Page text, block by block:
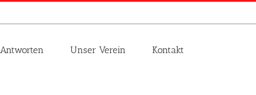
Unser Verein Kontakt